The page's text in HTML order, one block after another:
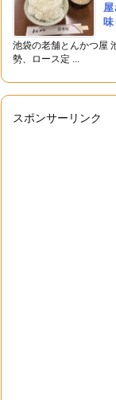
池袋の老舗とんかつ屋
勢、ロース定 ...
スポンサーリンク